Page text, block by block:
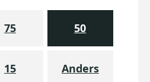
75 50
15 Anders